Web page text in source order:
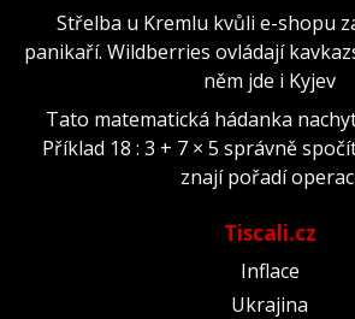
Střelba u Kremlu kvůli e-shopu
panikaří. Wildberries ovládají
něm jde i Kyjev
Tato matematická hádanka
Příklad 18 : 3 + 7 × 5 správně
znají pořadí
Tiscali.cz
Inflace
Ukrajina